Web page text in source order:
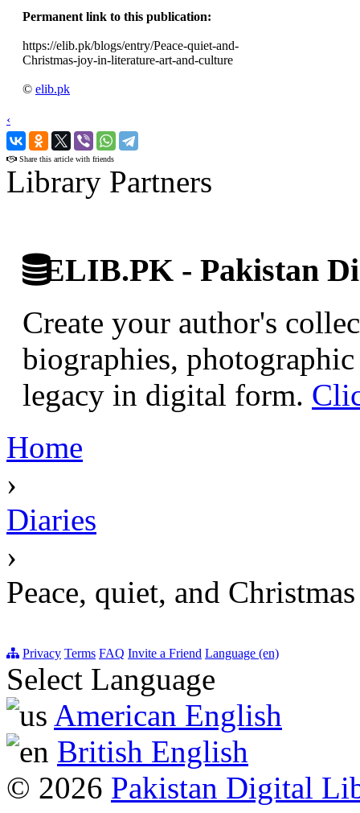
Permanent link to this publication:
https://elib.pk/blogs/entry/Peace-quiet-and-
Christmas-joy-in-literature-art-and-culture
© elib.pk
‹
›
Share this article with friends
Library Partners
ELIB.PK - Pakistan
Create your author's
biographies,
legacy in digital form.
Home
›
Diaries
›
Peace, quiet, and
Privacy Terms FAQ Invite a Friend Language (en)
Select Language
American English
British English
© 2026 Pakistan Digital